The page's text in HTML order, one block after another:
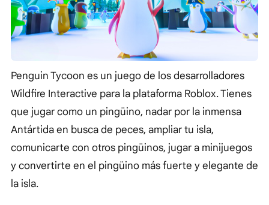
Penguin Tycoon es un juego de los desarrolladores
Wildfire Interactive para la plataforma Roblox. Tienes
que jugar como un pingüino, nadar por la inmensa
Antártida en busca de peces, ampliar tu isla,
comunicarte con otros pingüinos, jugar a minijuegos
y convertirte en el pingüino más fuerte y elegante de
la isla.